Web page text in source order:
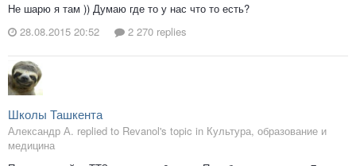
Не шарю я там )) Думаю где то у нас что то есть?
28.08.2015 20:52
2 270 replies
Школы Ташкента
Александр А. replied to Revanol's topic in Культура, образование и
медицина